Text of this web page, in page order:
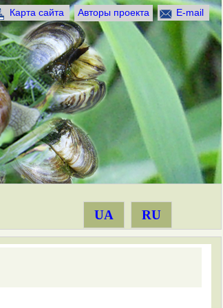
Карта сайта Авторы проекта E-mail
UA RU